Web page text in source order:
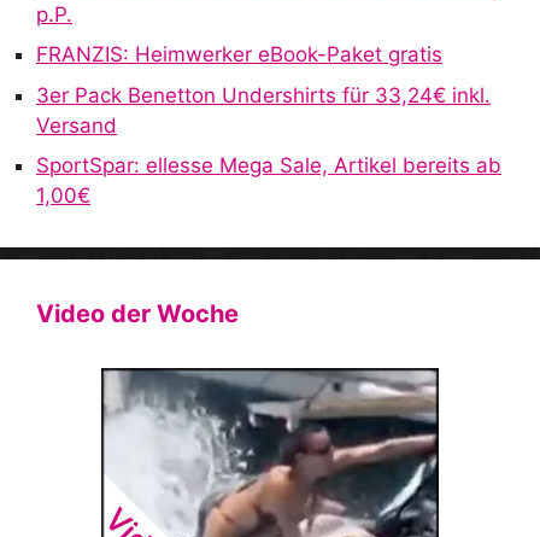
p.P.
FRANZIS: Heimwerker eBook-Paket gratis
3er Pack Benetton Undershirts für 33,24€ inkl.
Versand
SportSpar: ellesse Mega Sale, Artikel bereits ab
1,00€
Video der Woche